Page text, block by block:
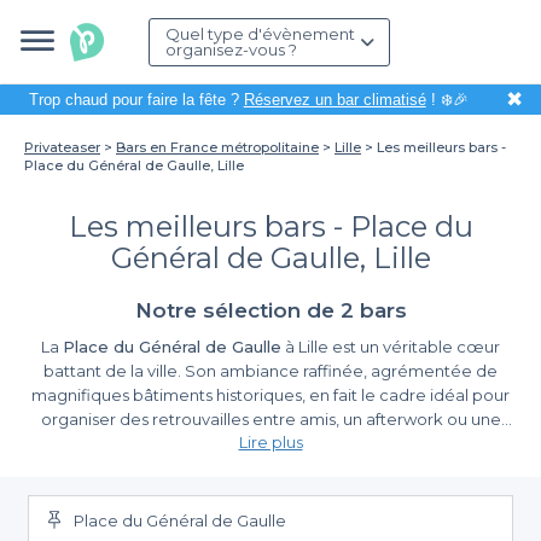
Quel type d'évènement
organisez-vous ?
Trop chaud pour faire la fête ? Réservez un bar climatisé! ❄️🎉 ✖
Privateaser Bars en France métropolitaine Lille
Les meilleurs bars -
Place du Général de Gaulle, Lille
Les meilleurs bars - Place du
Général de Gaulle, Lille
Notre sélection de 2 bars
La Place du Général de Gaulle à Lille est un véritable cœur
battant de la ville. Son ambiance raffinée, agrémentée de
magnifiques bâtiments historiques, en fait le cadre idéal pour
organiser des retrouvailles entre amis, un afterwork ou une
célébration festive. La diversité des bars qui l'entoure attire tant
convivialité. Organiser votre événement dans cette zone
emblématique vous garantit une expérience inoubliable.
Le choix exceptionnel de bars à proximité
Grâce àPrivateaser, la réservation de votre prochain
Lire plus
Place du Général de Gaulle